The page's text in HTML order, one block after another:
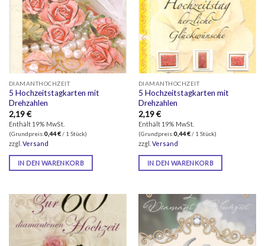
PRODUKT-SCHLAGWÖRTER
DIAMANTHOCHZEIT
5 Hochzeitstagkarten mit
Drehzahlen
2,19€
Enthält 19% MwSt.
(Grundpreis:0,44€/ 1 Stück)
zzgl. Versand
IN DEN WARENKORB
DIAMANTHOCHZEIT
5 Hochzeitstagkarten mit
Drehzahlen
2,19€
Enthält 19% MwSt.
(Grundpreis:0,44€/ 1 Stück)
zzgl. Versand
IN DEN WARENKORB